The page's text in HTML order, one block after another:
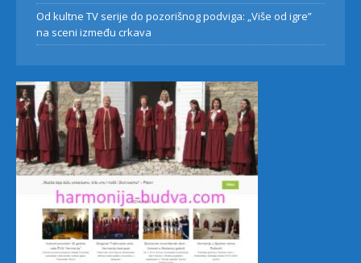
Od kultne TV serije do pozorišnog podviga: „Više od igre”
na sceni između crkava